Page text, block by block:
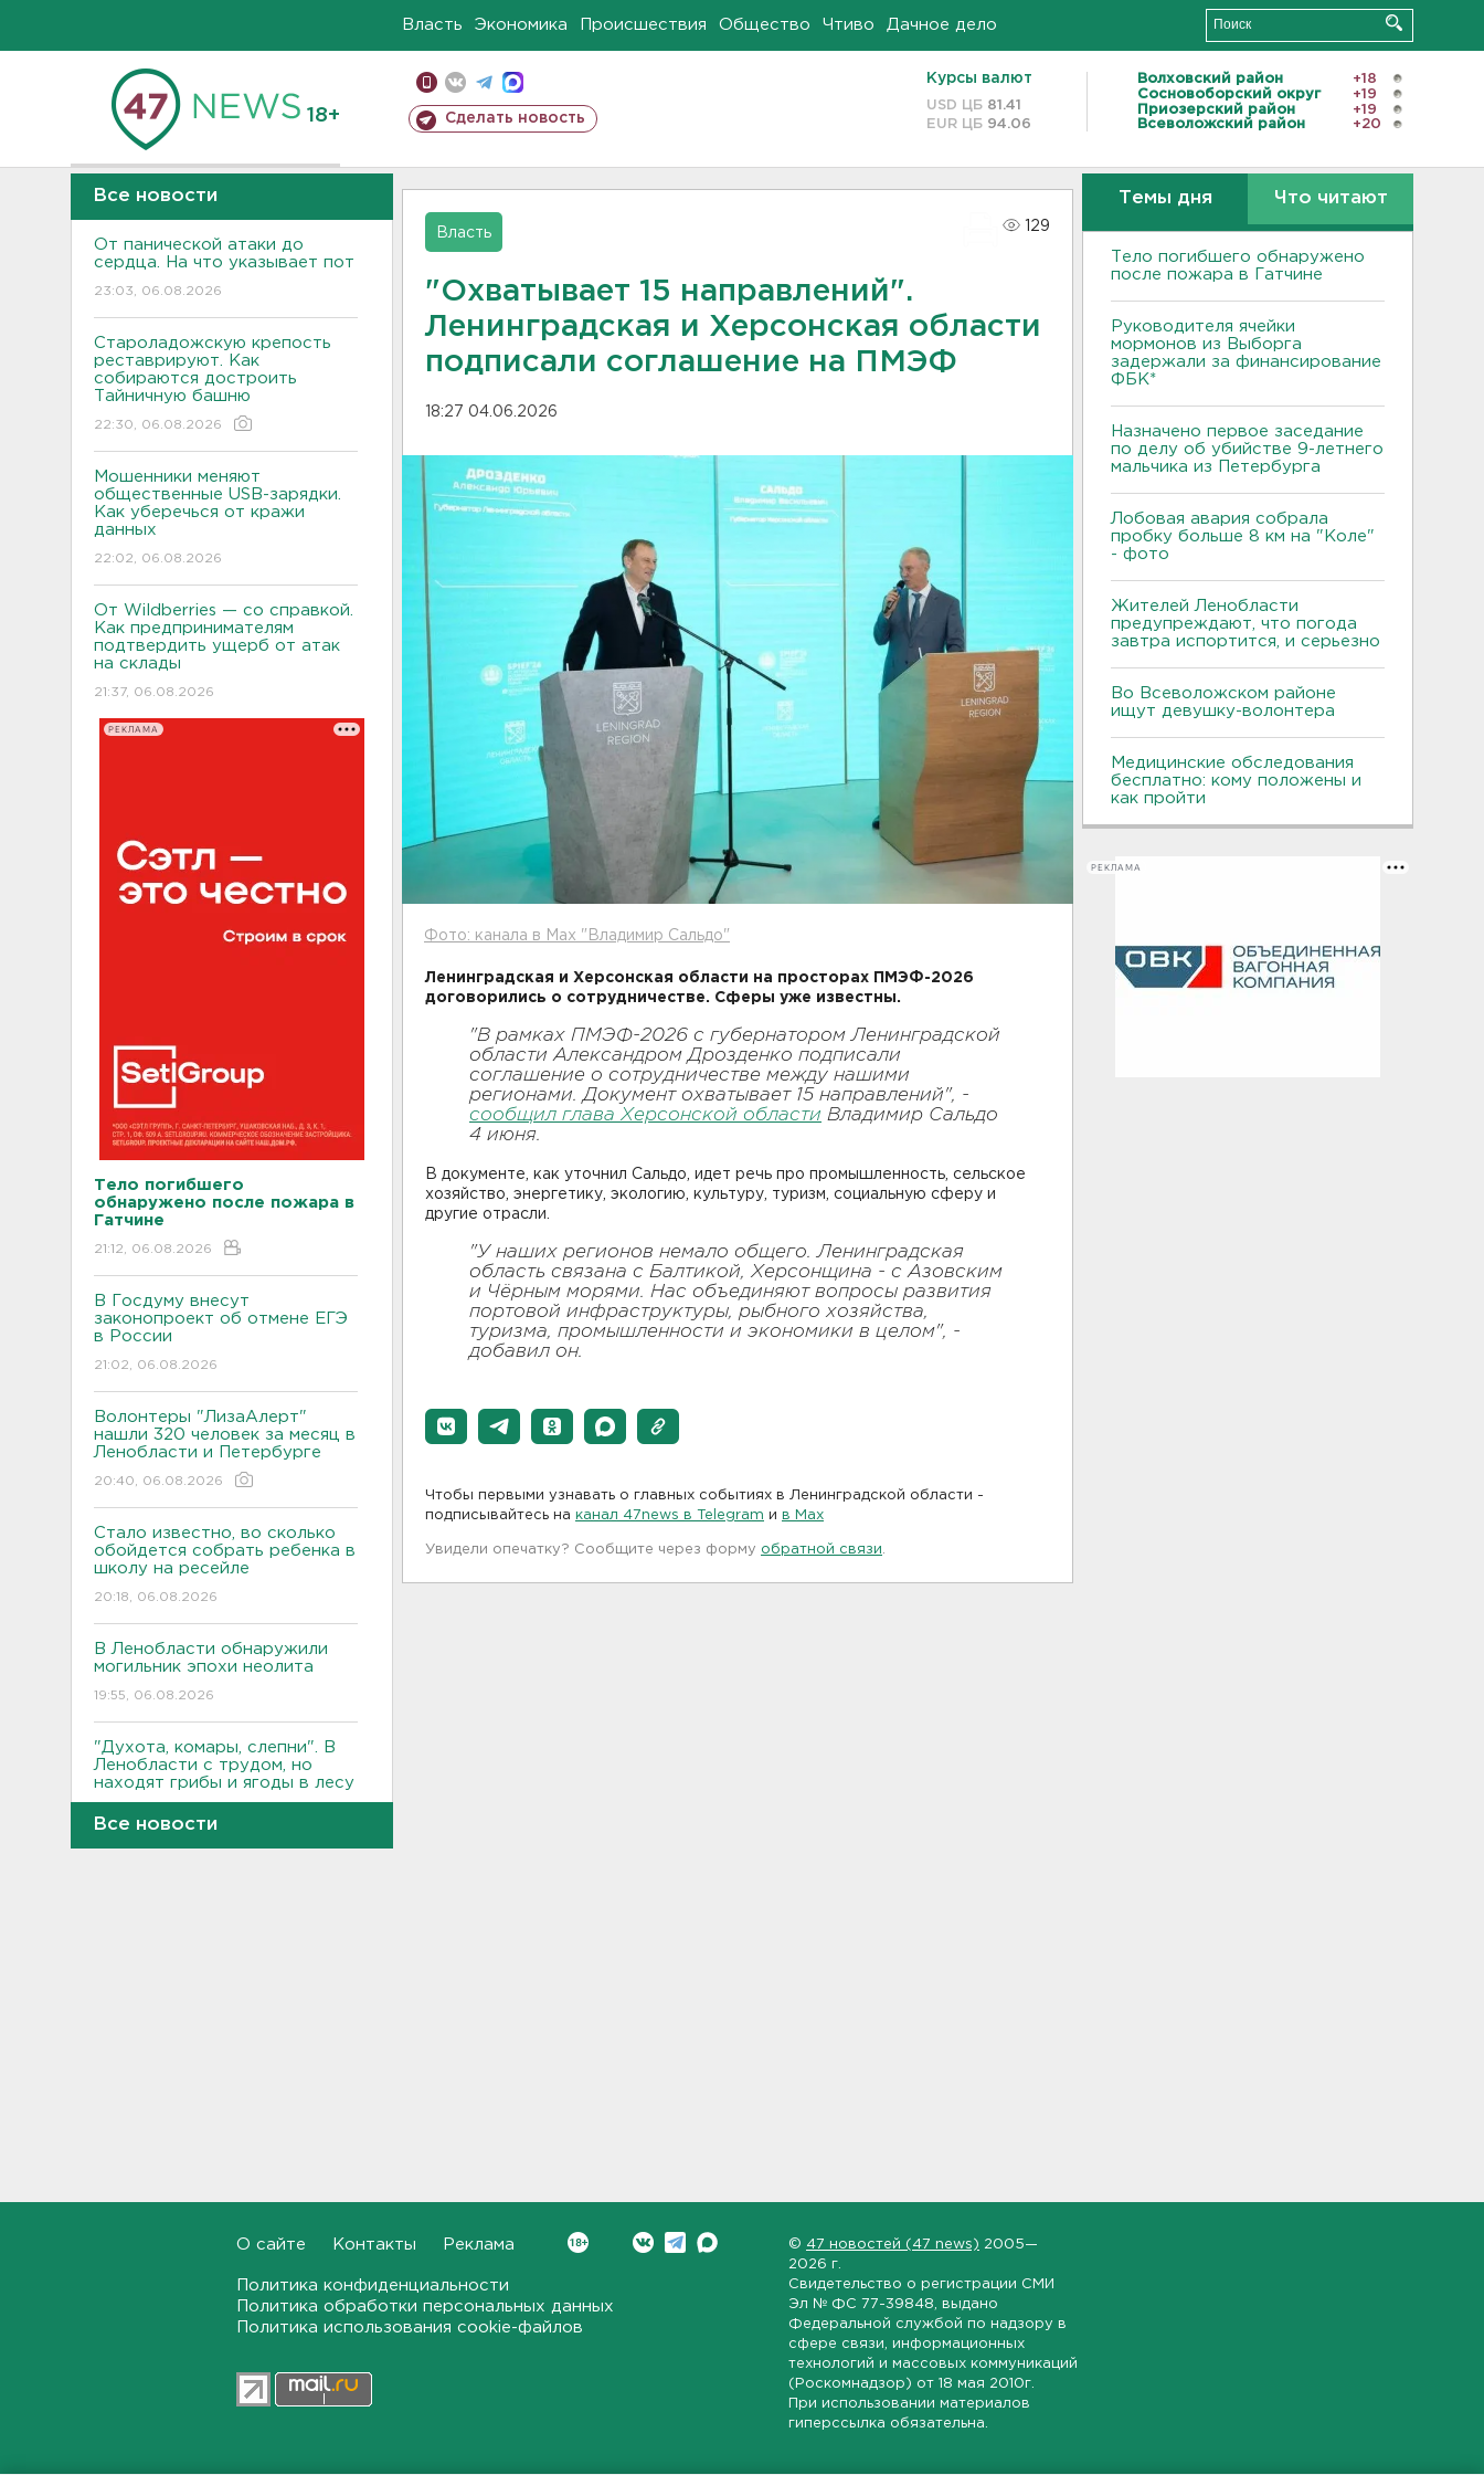
Власть Экономика Происшествия Общество Чтиво Дачное дело
18+ Сделать новость
Курсы валют
USD ЦБ 81.41
EUR ЦБ 94.06
Волховский район
+18
Сосновоборский округ
+19
Приозерский район
+19
Всеволожский район
+20
Все новости
От панической атаки до
сердца. На что указывает пот
23:03, 06.08.2026
Староладожскую крепость
реставрируют. Как
собираются достроить
Тайничную башню
22:30, 06.08.2026
Мошенники меняют
общественные USB-зарядки.
Как уберечься от кражи
данных
22:02, 06.08.2026
От Wildberries — со справкой.
Как предпринимателям
подтвердить ущерб от атак
на склады
21:37, 06.08.2026
РЕКЛАМА
Тело погибшего
обнаружено после пожара в
Гатчине
21:12, 06.08.2026
В Госдуму внесут
законопроект об отмене ЕГЭ
в России
21:02, 06.08.2026
Волонтеры "ЛизаАлерт"
нашли 320 человек за месяц в
Ленобласти и Петербурге
20:40, 06.08.2026
Стало известно, во сколько
обойдется собрать ребенка в
школу на ресейле
20:18, 06.08.2026
В Ленобласти обнаружили
могильник эпохи неолита
19:55, 06.08.2026
"Духота, комары, слепни". В
Ленобласти с трудом, но
находят грибы и ягоды в лесу
Ленобласти стал уголовным
рублей на развитие
Все новости
Власть
129
"Охватывает 15 направлений".
Ленинградская и Херсонская области
подписали соглашение на ПМЭФ
18:27 04.06.2026
Фото: канала в Max "Владимир Сальдо"
Ленинградская и Херсонская области на просторах ПМЭФ-2026
договорились о сотрудничестве. Сферы уже известны.
"В рамках ПМЭФ-2026 с губернатором Ленинградской
области Александром Дрозденко подписали
соглашение о сотрудничестве между нашими
регионами. Документ охватывает 15 направлений", -
сообщил глава Херсонской области Владимир Сальдо
4 июня.
В документе, как уточнил Сальдо, идет речь про промышленность, сельское
хозяйство, энергетику, экологию, культуру, туризм, социальную сферу и
другие отрасли.
"У наших регионов немало общего. Ленинградская
область связана с Балтикой, Херсонщина - с Азовским
и Чёрным морями. Нас объединяют вопросы развития
портовой инфраструктуры, рыбного хозяйства,
туризма, промышленности и экономики в целом", -
добавил он.
Чтобы первыми узнавать о главных событиях в Ленинградской области -
подписывайтесь на канал 47news в Telegram и в Maх
Увидели опечатку? Сообщите через форму обратной связи
Темы дня Что читают
Тело погибшего обнаружено
после пожара в Гатчине
Руководителя ячейки
мормонов из Выборга
задержали за финансирование
ФБК*
Назначено первое заседание
по делу об убийстве 9-летнего
мальчика из Петербурга
Лобовая авария собрала
пробку больше 8 км на "Коле"
- фото
Жителей Ленобласти
предупреждают, что погода
завтра испортится, и серьезно
Во Всеволожском районе
ищут девушку-волонтера
Медицинские обследования
бесплатно: кому положены и
как пройти
РЕКЛАМА
О сайте Контакты Реклама
Политика конфиденциальности
Политика обработки персональных данных
Политика использования cookie-файлов
© 47 новостей (47 news) 2005—
2026 г.
Свидетельство о регистрации СМИ
Эл № ФС 77-39848 , выдано
Федеральной службой по надзору в
сфере связи, информационных
технологий и массовых коммуникаций
(Роскомнадзор) от 18 мая 2010г.
При использовании материалов
гиперссылка обязательна.